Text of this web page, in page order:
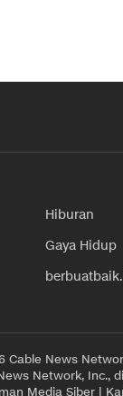
Hiburan
Gaya Hidup
News
Network, Inc.,
Media Siber |